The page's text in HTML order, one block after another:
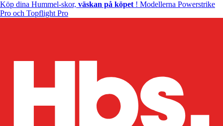
Köp dina Hummel-skor, väskan på köpet ! Modellerna Powerstrike
Pro och Topflight Pro